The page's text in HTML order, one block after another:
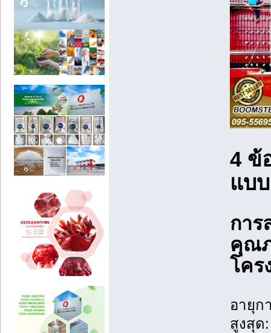
4 ข้
แบ
การ
คุณ
โคร
อายุก
สูงสุด